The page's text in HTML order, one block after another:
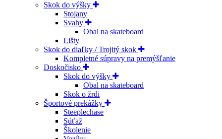
Skok do výšky
Stojany
Svahy
Obal na skateboard
Lišty
Skok do diaľky / Trojitý skok
Kompletné súpravy na premýšľanie
Doskočisko
Skok do výšky
Obal na skateboard
Skok o žrdi
Športové prekážky
Steeplechase
Súťaž
Školenie